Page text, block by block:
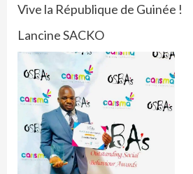
Vive la République de Guinée !
Lancine SACKO